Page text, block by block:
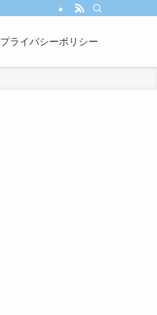
プライバシーポリシー